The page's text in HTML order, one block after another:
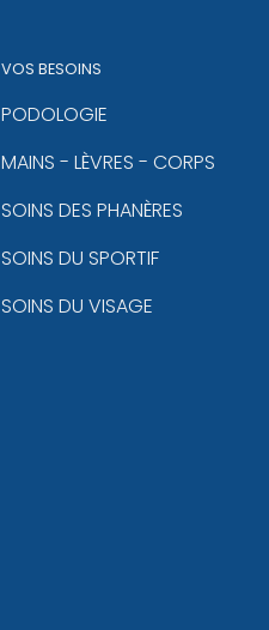
VOS BESOINS
PODOLOGIE
MAINS - LÈVRES - CORPS
SOINS DES PHANÈRES
SOINS DU SPORTIF
SOINS DU VISAGE